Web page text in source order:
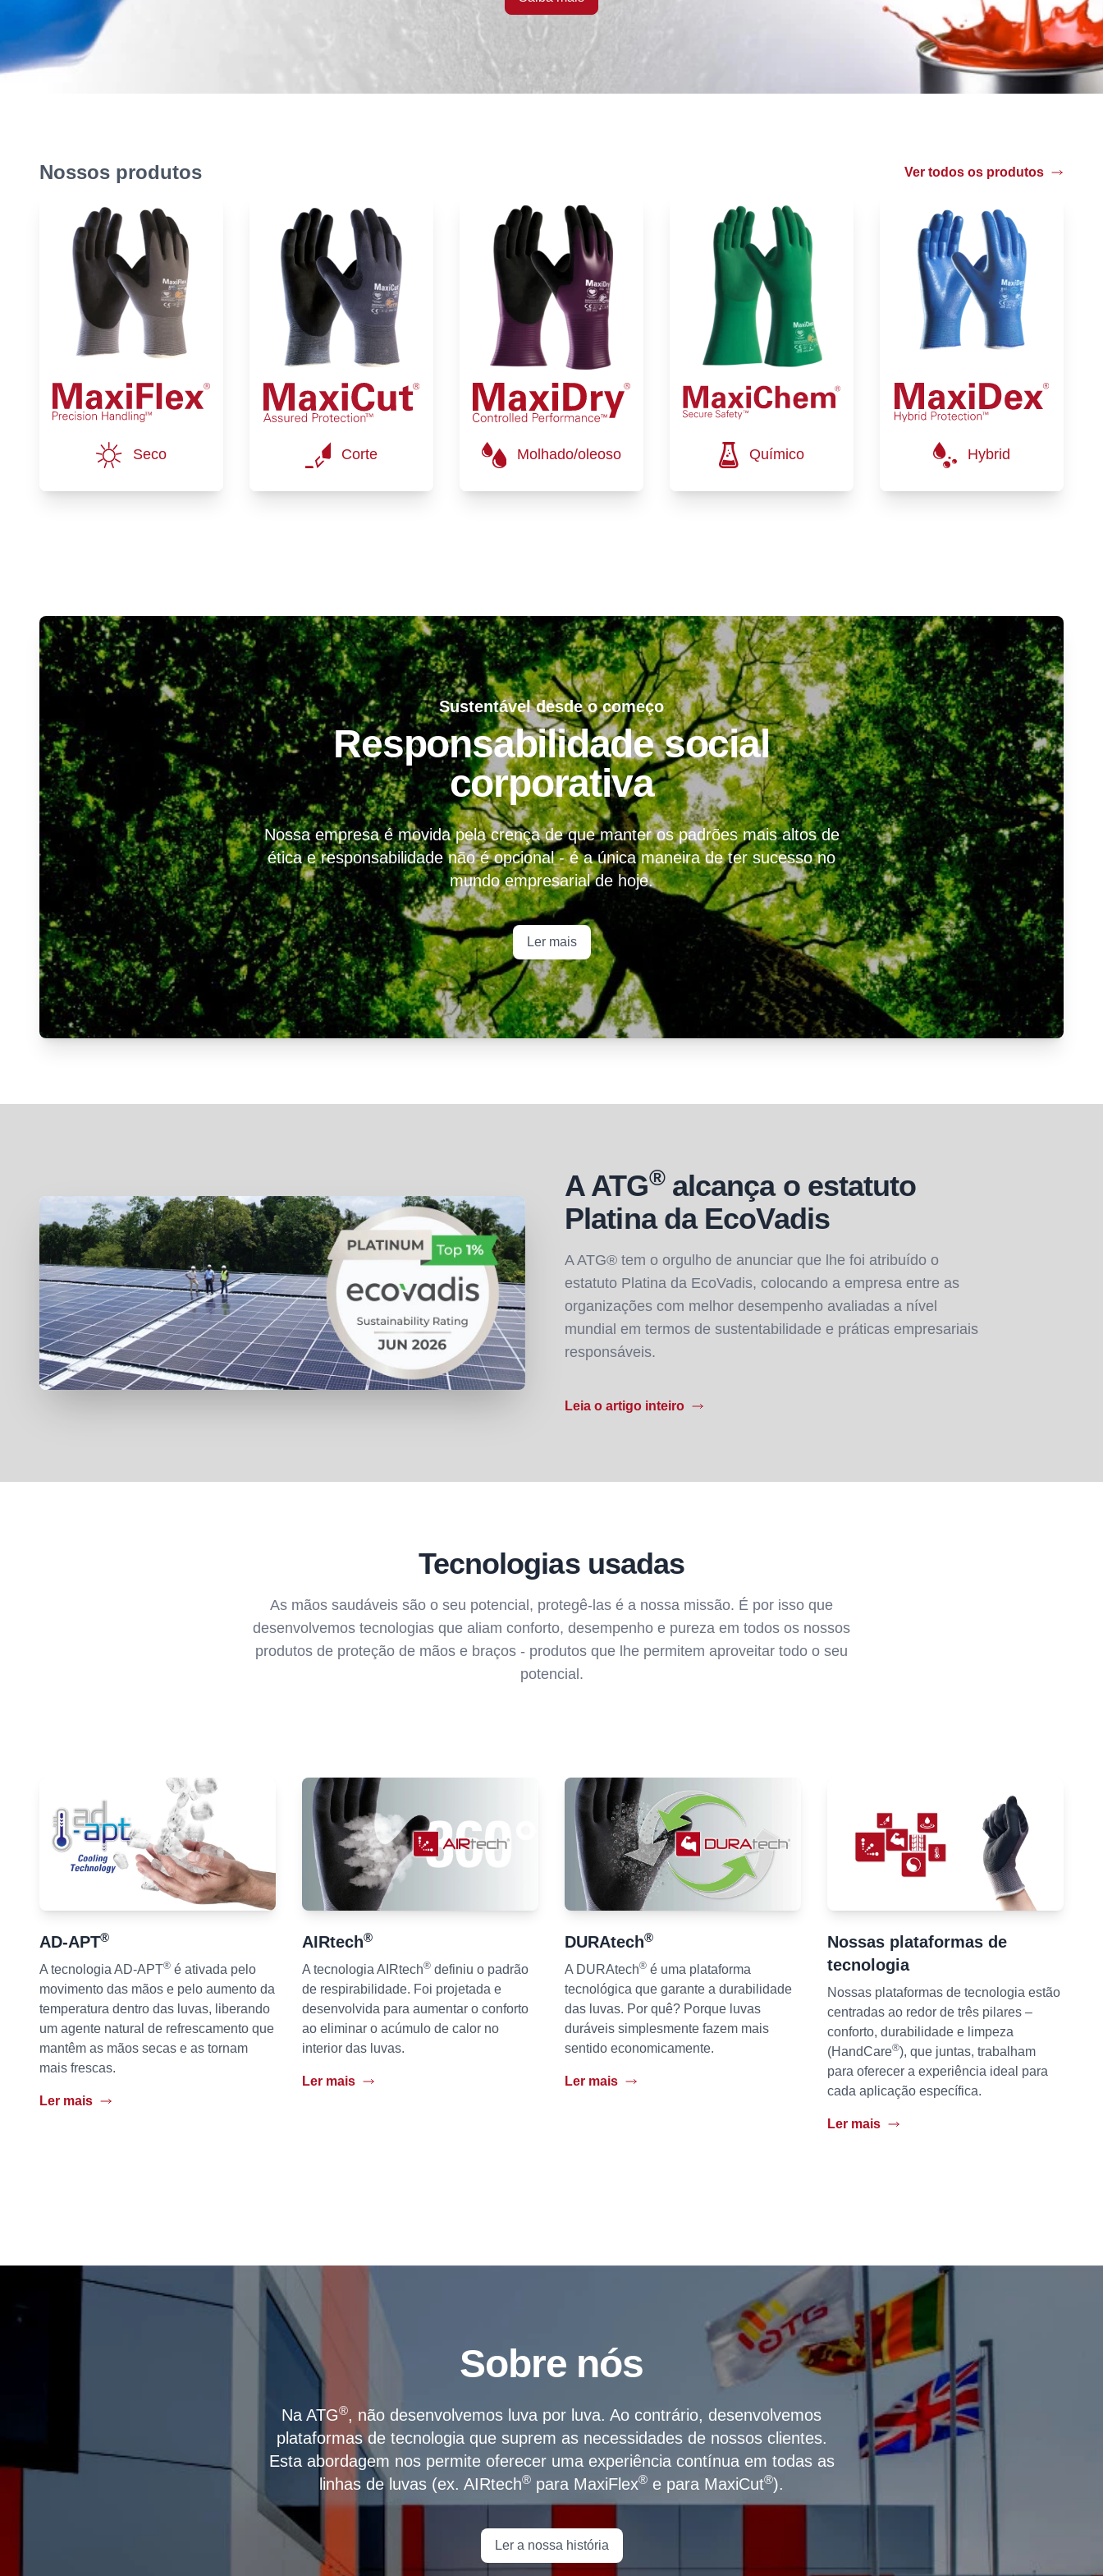
Nossos produtos Ver todos os produtos
Seco Corte Molhado/oleoso Químico Hybrid
Sustentável desde o começo
Responsabilidade social
corporativa
Nossa empresa é movida pela crença de que manter os padrões mais altos de
ética e responsabilidade não é opcional - é a única maneira de ter sucesso no
mundo empresarial de hoje.
Ler mais
A ATG®alcança o estatuto
Platina da EcoVadis
A ATG® tem o orgulho de anunciar que lhe foi atribuído o
estatuto Platina da EcoVadis, colocando a empresa entre as
organizações com melhor desempenho avaliadas a nível
mundial em termos de sustentabilidade e práticas empresariais
responsáveis.
Leia o artigo inteiro
Tecnologias usadas
As mãos saudáveis são o seu potencial, protegê-las é a nossa missão. É por isso que
desenvolvemos tecnologias que aliam conforto, desempenho e pureza em todos os nossos
produtos de proteção de mãos e braços - produtos que lhe permitem aproveitar todo o seu
potencial.
AD-APT®
A tecnologia AD-APT® é ativada pelo
movimento das mãos e pelo aumento da
temperatura dentro das luvas, liberando
um agente natural de refrescamento que
mantêm as mãos secas e as tornam
mais frescas.
Ler mais
AIRtech®
A tecnologia AIRtech® definiu o padrão
de respirabilidade. Foi projetada e
desenvolvida para aumentar o conforto
ao eliminar o acúmulo de calor no
interior das luvas.
Ler mais
DURAtech®
A DURAtech® é uma plataforma
tecnológica que garante a durabilidade
das luvas. Por quê? Porque luvas
duráveis simplesmente fazem mais
sentido economicamente.
Ler mais
Nossas plataformas de
tecnologia
Nossas plataformas de tecnologia estão
centradas ao redor de três pilares –
conforto, durabilidade e limpeza
(HandCare®), que juntas, trabalham
para oferecer a experiência ideal para
cada aplicação específica.
Ler mais
Sobre nós
Na ATG®, não desenvolvemos luva por luva. Ao contrário, desenvolvemos
plataformas de tecnologia que suprem as necessidades de nossos clientes.
Esta abordagem nos permite oferecer uma experiência contínua em todas as
linhas de luvas (ex. AIRtech® para MaxiFlex® e para MaxiCut®).
Ler a nossa história